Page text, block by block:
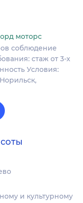
моторс
соблюдение
стаж от 3-х
Условия:
Норильск,
и культурному